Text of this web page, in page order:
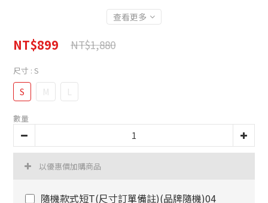
查看更多
NT$899 NT$1,880
尺寸 : S
S M L
數量
以優惠價加購商品
隨機款式短T(尺寸訂單備註)(品牌隨機)04